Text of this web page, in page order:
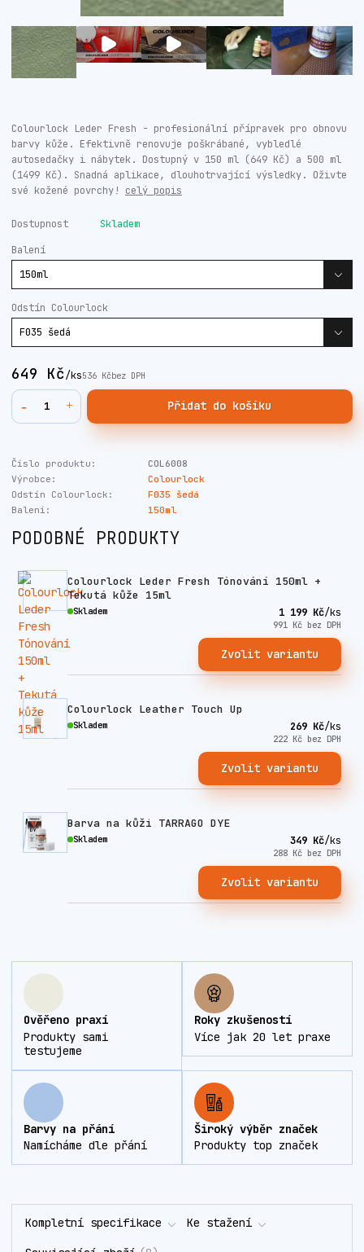
Colourlock Leder Fresh - profesionální přípravek pro obnovu
barvy kůže. Efektivně renovuje poškrábané, vybledlé
autosedačky i nábytek. Dostupný v 150 ml (649 Kč) a 500 ml
(1499 Kč). Snadná aplikace, dlouhotrvající výsledky. Oživte
své kožené povrchy! celý popis
Dostupnost Skladem
Balení
Odstín Colourlock
649 Kč/ks536 Kčbez DPH
Přidat do košíku
Číslo produktu:
COL6008
Výrobce:
Colourlock
Odstín Colourlock:
F035 šedá
Balení:
150ml
PODOBNÉ PRODUKTY
Colourlock Leder Fresh Tónování 150ml +
Tekutá kůže 15ml
1 199 Kč/ks
991 Kč bez DPH
Skladem
Zvolit variantu
Colourlock Leather Touch Up
269 Kč/ks
222 Kč bez DPH
Skladem
Zvolit variantu
Barva na kůži TARRAGO DYE
349 Kč/ks
288 Kč bez DPH
Skladem
Zvolit variantu
Ověřeno praxí
Produkty sami
testujeme
Roky zkušeností
Více jak 20 let praxe
Barvy na přání
Namícháme dle přání
Široký výběr značek
Produkty top značek
Kompletní specifikace Ke stažení